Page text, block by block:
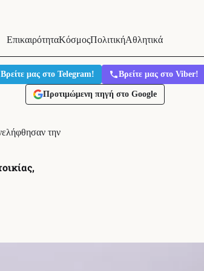
ΕπικαιρότηταΚόσμοςΠολιτικήΑθλητικά
Βρείτε μας στο Telegram! Βρείτε μας στο Viber!
Προτιμώμενη πηγή στο Google
την